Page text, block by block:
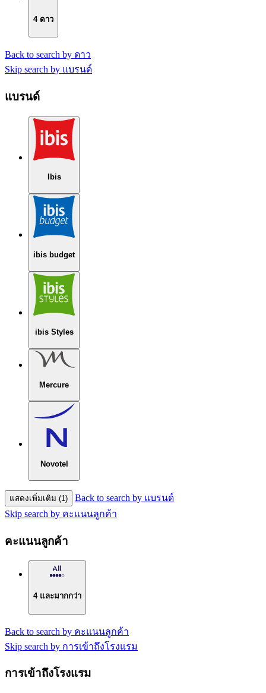
4 ดาว
Back to search by ดาว
Skip search by แบรนด์
แบรนด์
Ibis
ibis budget
ibis Styles
Mercure
Novotel
แสดงเพิ่มเติม (1)
Back to search by แบรนด์
Skip search by คะแนนลูกค้า
คะแนนลูกค้า
4 และมากกว่า
Back to search by คะแนนลูกค้า
Skip search by การเข้าถึงโรงแรม
การเข้าถึงโรงแรม